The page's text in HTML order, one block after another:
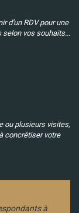
d'un RDV pour une
selon vos souhaits...
ou plusieurs visites,
concrétiser votre
à